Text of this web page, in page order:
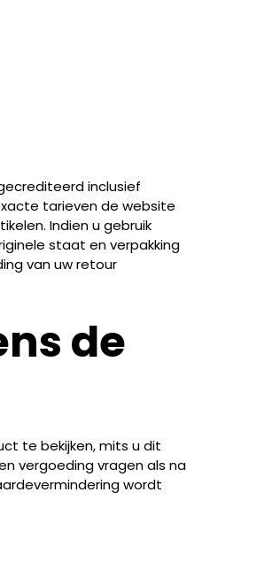
inclusief
tarieven de website
Indien u gebruik
staat en verpakking
van uw retour
de
te bekijken, mits u dit
vergoeding vragen als na
wordt